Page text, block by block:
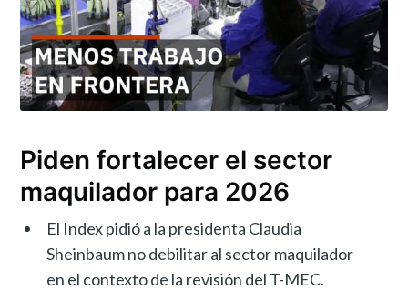
Piden fortalecer el sector
maquilador para 2026
El Index pidió a la presidenta Claudia
Sheinbaum no debilitar al sector maquilador
en el contexto de la revisión del T-MEC.